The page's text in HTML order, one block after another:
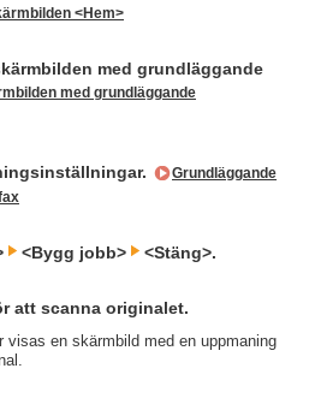
<Hem>
med grundläggande
med grundläggande
Grundläggande
<Bygg jobb> <Stäng>.
att scanna originalet.
visas en skärmbild med en uppmaning